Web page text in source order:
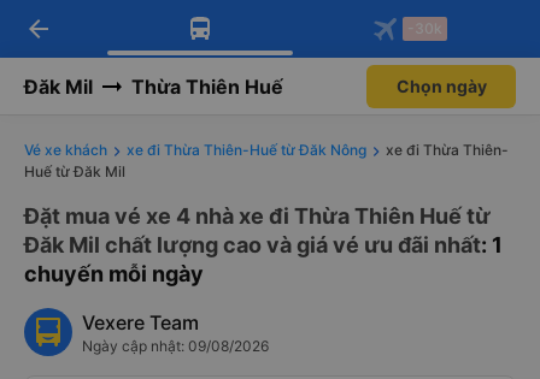
Tải app Vexere ngay!
Nhận ưu đãi thành viên độc
Mở app
Tải app Vexere
-30k/ghế khi đặt vé máy bay qua
Mở app
arrow_back -30k
Đăk Mil Thừa Thiên Huế Chọn ngày
Vé xe khách xe đi Thừa Thiên-Huế từ Đăk Nông
xe đi Thừa Thiên-
Huế từ Đăk Mil
Đặt mua vé xe 4 nhà xe đi Thừa Thiên Huế từ
Đăk Mil chất lượng cao và giá vé ưu đãi nhất: 1
chuyến mỗi ngày
Vexere Team
Ngày cập nhật: 09/08/2026